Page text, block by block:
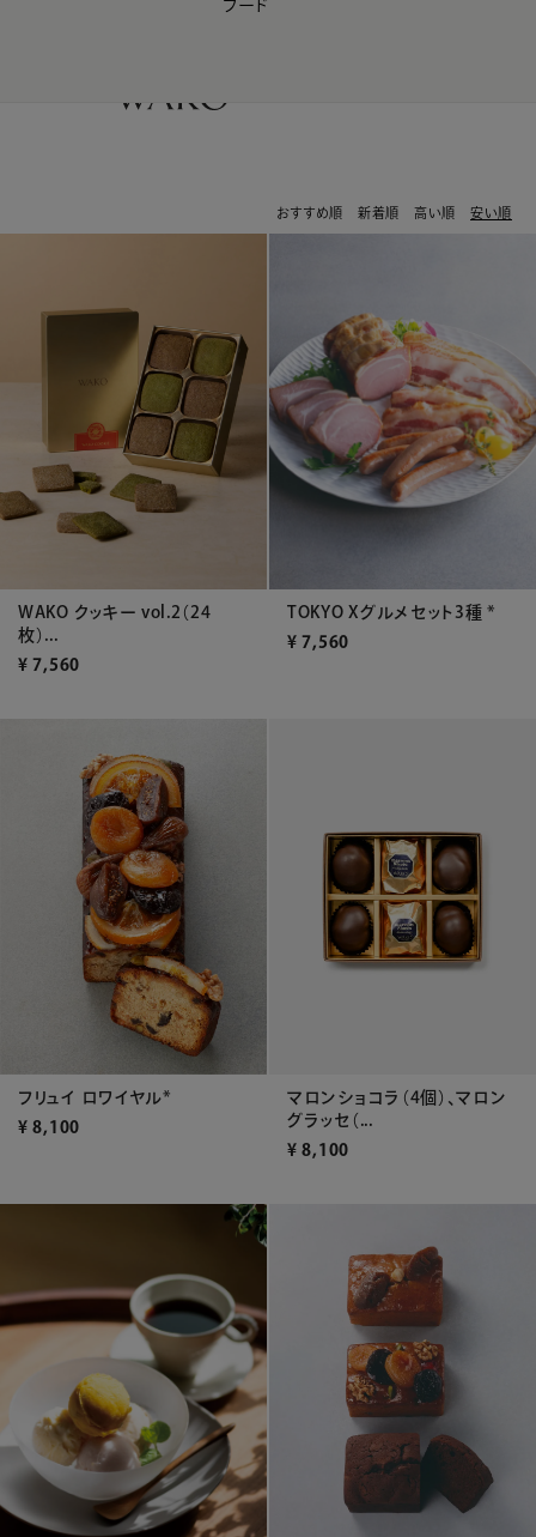
【会員様限定】夏のプレゼントキャンペーン開催中
フード
おすすめ順 新着順 高い順 安い順
WAKO クッキー vol.2（24
枚）...
¥ 7,560
TOKYO Xグルメセット3種 *
¥ 7,560
フリュイ ロワイヤル*
¥ 8,100
マロンショコラ（4個）、マロン
グラッセ（...
¥ 8,100